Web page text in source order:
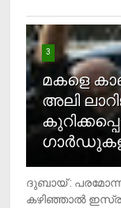
3
മകളെ
അലി
ദുബായ് :
കഴിഞ്ഞാല്‍